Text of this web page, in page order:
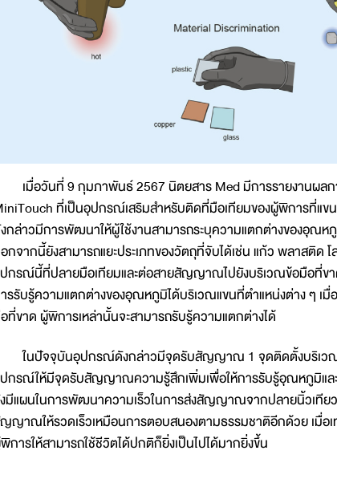
อวันที่ 9 กุมภาพันธ์ 2567 นิตยสาร Med มีการรายงานผลก
ที่เป็นอุปกรณ์เสริมสำหรับติดที่มือเทียมของผู้พิการที่แ
กล่าวมีการพัฒนาให้ผู้ใช้งานสามารถระบุความแตกต่างของอุณห
กจากนี้ยังสามารถแยะประเภทของวัตถุที่จับได้เช่น แก้ว พลาสติด
กรณ์นี้ที่ปลายมือเทียมและต่อสายสัญญาณไปยังบริเวณข้อมือที่ข
รรับรู้ความแตกต่างของอุณหภูมิได้บริเวณแขนที่ตำแหน่งต่าง ๆ
ที่ขาด ผู้พิการเหล่านั้นจะสามารถรับรู้ความแตกต่างได้
ปัจจุบันอุปกรณ์ดังกล่าวมีจุดรับสัญญาณ 1 จุดติดตั้งบริเวณ
กรณ์ให้มีจุดรับสัญญาณความรู้สึกเพิ่มเพื่อให้การรับรู้อุณหภูมิแล
มีแผนในการพัฒนาความเร็วในการส่งสัญญาณจากปลายนิ้วเทีย
ญาณให้รวดเร็วเหมือนการตอบสนองตามธรรมชาติอีกด้วย เมื่
การให้สามารถใช้ชีวิตได้ปกติก็ยิ่งเป็นไปได้มากยิ่งขึ้น